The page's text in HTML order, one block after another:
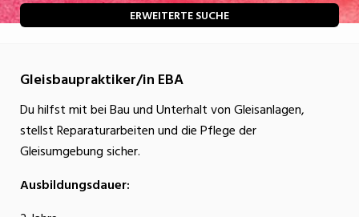
Handwerk/Technik
Kultur
Nahrung
Natur
Verkehr/Logistik
ERWEITERTE SUCHE
Gleisbaupraktiker/in EBA
Du hilfst mit bei Bau und Unterhalt von Gleisanlagen,
stellst Reparaturarbeiten und die Pflege der
Gleisumgebung sicher.
Ausbildungsdauer: